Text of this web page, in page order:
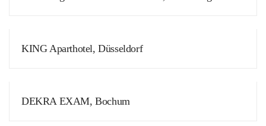
KING Aparthotel, Düsseldorf
DEKRA EXAM, Bochum